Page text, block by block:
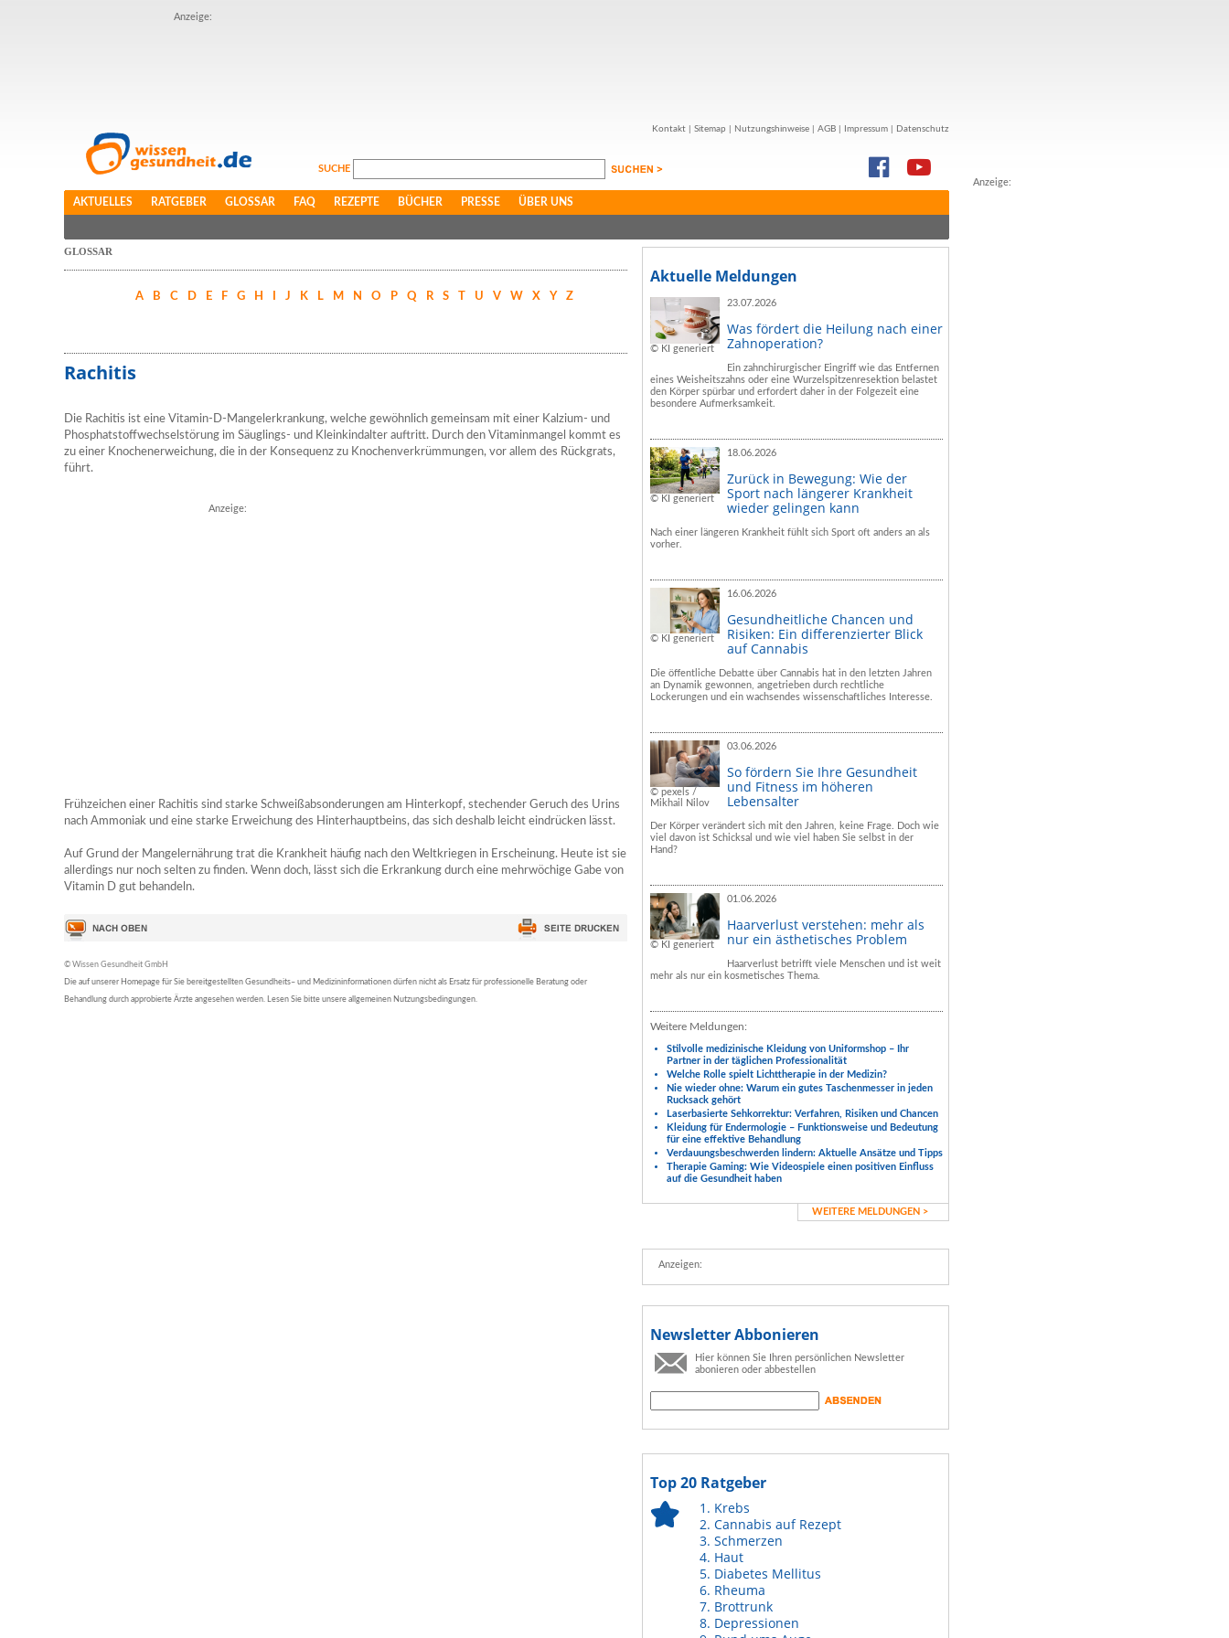
Anzeige:
Anzeige:
Kontakt Sitemap Nutzungshinweise AGB Impressum Datenschutz
SUCHE
AKTUELLES RATGEBER GLOSSAR FAQ REZEPTE BÜCHER PRESSE ÜBER UNS
GLOSSAR
A B C D E F G H J K L M N O P Q R S T U V W X Y Z
Rachitis
Die Rachitis ist eine Vitamin-D-Mangelerkrankung, welche gewöhnlich gemeinsam mit einer Kalzium- und
Phosphatstoffwechselstörung im Säuglings- und Kleinkindalter auftritt. Durch den Vitaminmangel kommt es
zu einer Knochenerweichung, die in der Konsequenz zu Knochenverkrümmungen, vor allem des Rückgrats,
führt.
Anzeige:
Frühzeichen einer Rachitis sind starke Schweißabsonderungen am Hinterkopf, stechender Geruch des Urins
nach Ammoniak und eine starke Erweichung des Hinterhauptbeins, das sich deshalb leicht eindrücken lässt.
Auf Grund der Mangelernährung trat die Krankheit häufig nach den Weltkriegen in Erscheinung. Heute ist sie
allerdings nur noch selten zu finden. Wenn doch, lässt sich die Erkrankung durch eine mehrwöchige Gabe von
Vitamin D gut behandeln.
© Wissen Gesundheit GmbH
Die auf unserer Homepage für Sie bereitgestellten Gesundheits– und Medizininformationen dürfen nicht als Ersatz für professionelle Beratung oder
Behandlung durch approbierte Ärzte angesehen werden. Lesen Sie bitte unsere allgemeinen Nutzungsbedingungen.
Aktuelle Meldungen
© KI generiert
23.07.2026
Was fördert die Heilung nach einer
Zahnoperation?
Ein zahnchirurgischer Eingriff wie das Entfernen
eines Weisheitszahns oder eine Wurzelspitzenresektion belastet
den Körper spürbar und erfordert daher in der Folgezeit eine
besondere Aufmerksamkeit.
© KI generiert
18.06.2026
Zurück in Bewegung: Wie der
Sport nach längerer Krankheit
wieder gelingen kann
Nach einer längeren Krankheit fühlt sich Sport oft anders an als
vorher.
© KI generiert
16.06.2026
Gesundheitliche Chancen und
Risiken: Ein differenzierter Blick
auf Cannabis
Die öffentliche Debatte über Cannabis hat in den letzten Jahren
an Dynamik gewonnen, angetrieben durch rechtliche
Lockerungen und ein wachsendes wissenschaftliches Interesse.
© pexels /
Mikhail Nilov
03.06.2026
So fördern Sie Ihre Gesundheit
und Fitness im höheren
Lebensalter
Der Körper verändert sich mit den Jahren, keine Frage. Doch wie
viel davon ist Schicksal und wie viel haben Sie selbst in der
Hand?
© KI generiert
01.06.2026
Haarverlust verstehen: mehr als
nur ein ästhetisches Problem
Haarverlust betrifft viele Menschen und ist weit
mehr als nur ein kosmetisches Thema.
Weitere Meldungen:
Stilvolle medizinische Kleidung von Uniformshop – Ihr
Partner in der täglichen Professionalität
Welche Rolle spielt Lichttherapie in der Medizin?
Nie wieder ohne: Warum ein gutes Taschenmesser in jeden
Rucksack gehört
Laserbasierte Sehkorrektur: Verfahren, Risiken und Chancen
Kleidung für Endermologie – Funktionsweise und Bedeutung
für eine effektive Behandlung
Verdauungsbeschwerden lindern: Aktuelle Ansätze und Tipps
Therapie Gaming: Wie Videospiele einen positiven Einfluss
auf die Gesundheit haben
WEITERE MELDUNGEN >
Anzeigen:
Newsletter Abbonieren
Hier können Sie Ihren persönlichen Newsletter
abonieren oder abbestellen
Top 20 Ratgeber
Krebs
Cannabis auf Rezept
Schmerzen
Haut
Diabetes Mellitus
Rheuma
Brottrunk
Depressionen